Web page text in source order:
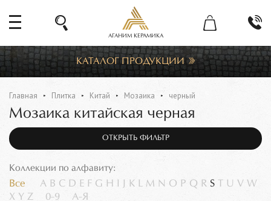
АГАНИМ КЕРАМИКА
КАТАЛОГ ПРОДУКЦИИ
Главная Плитка Китай Мозаика черный
Мозаика китайская черная
ОТКРЫТЬ ФИЛЬТР
Коллекции по алфавиту:
Все A B C D E F G H K L M N O P Q R S U V W
X Y Z 0-9 А-Я